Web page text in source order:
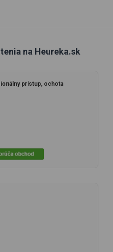
na Heureka.sk
prístup, ochota